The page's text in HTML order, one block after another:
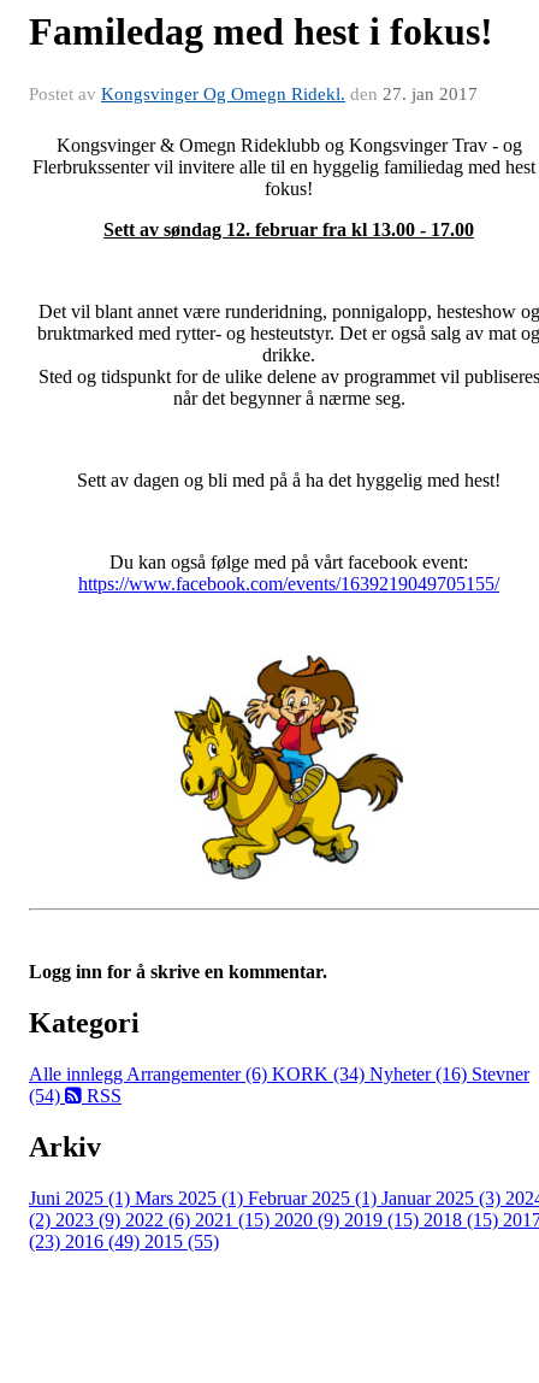
Familedag med hest i fokus!
Postet av Kongsvinger Og Omegn Ridekl. den 27. jan 2017
Kongsvinger & Omegn Rideklubb og Kongsvinger Trav - og
Flerbrukssenter vil invitere alle til en hyggelig familiedag med
fokus!
Sett av søndag 12. februar fra kl 13.00 - 17.00
Det vil blant annet være runderidning, ponnigalopp, hesteshow og
bruktmarked med rytter- og hesteutstyr. Det er også salg av mat og
drikke.
Sted og tidspunkt for de ulike delene av programmet vil publiseres
når det begynner å nærme seg.
Sett av dagen og bli med på å ha det hyggelig med hest!
Du kan også følge med på vårt facebook event:
https://www.facebook.com/events/1639219049705155/
Logg inn for å skrive en kommentar.
Kategori
Alle innlegg Arrangementer (6) KORK (34) Nyheter (16) Stevner
(54)
RSS
Arkiv
Juni 2025 (1) Mars 2025 (1) Februar 2025 (1) Januar 2025 (3)
(2) 2023 (9) 2022 (6) 2021 (15) 2020 (9) 2019 (15) 2018 (15)
(23) 2016 (49) 2015 (55)